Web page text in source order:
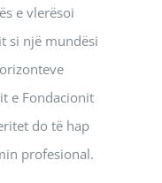
e vlerësoi
si një mundësi
e Fondacionit
do të hap
profesional.